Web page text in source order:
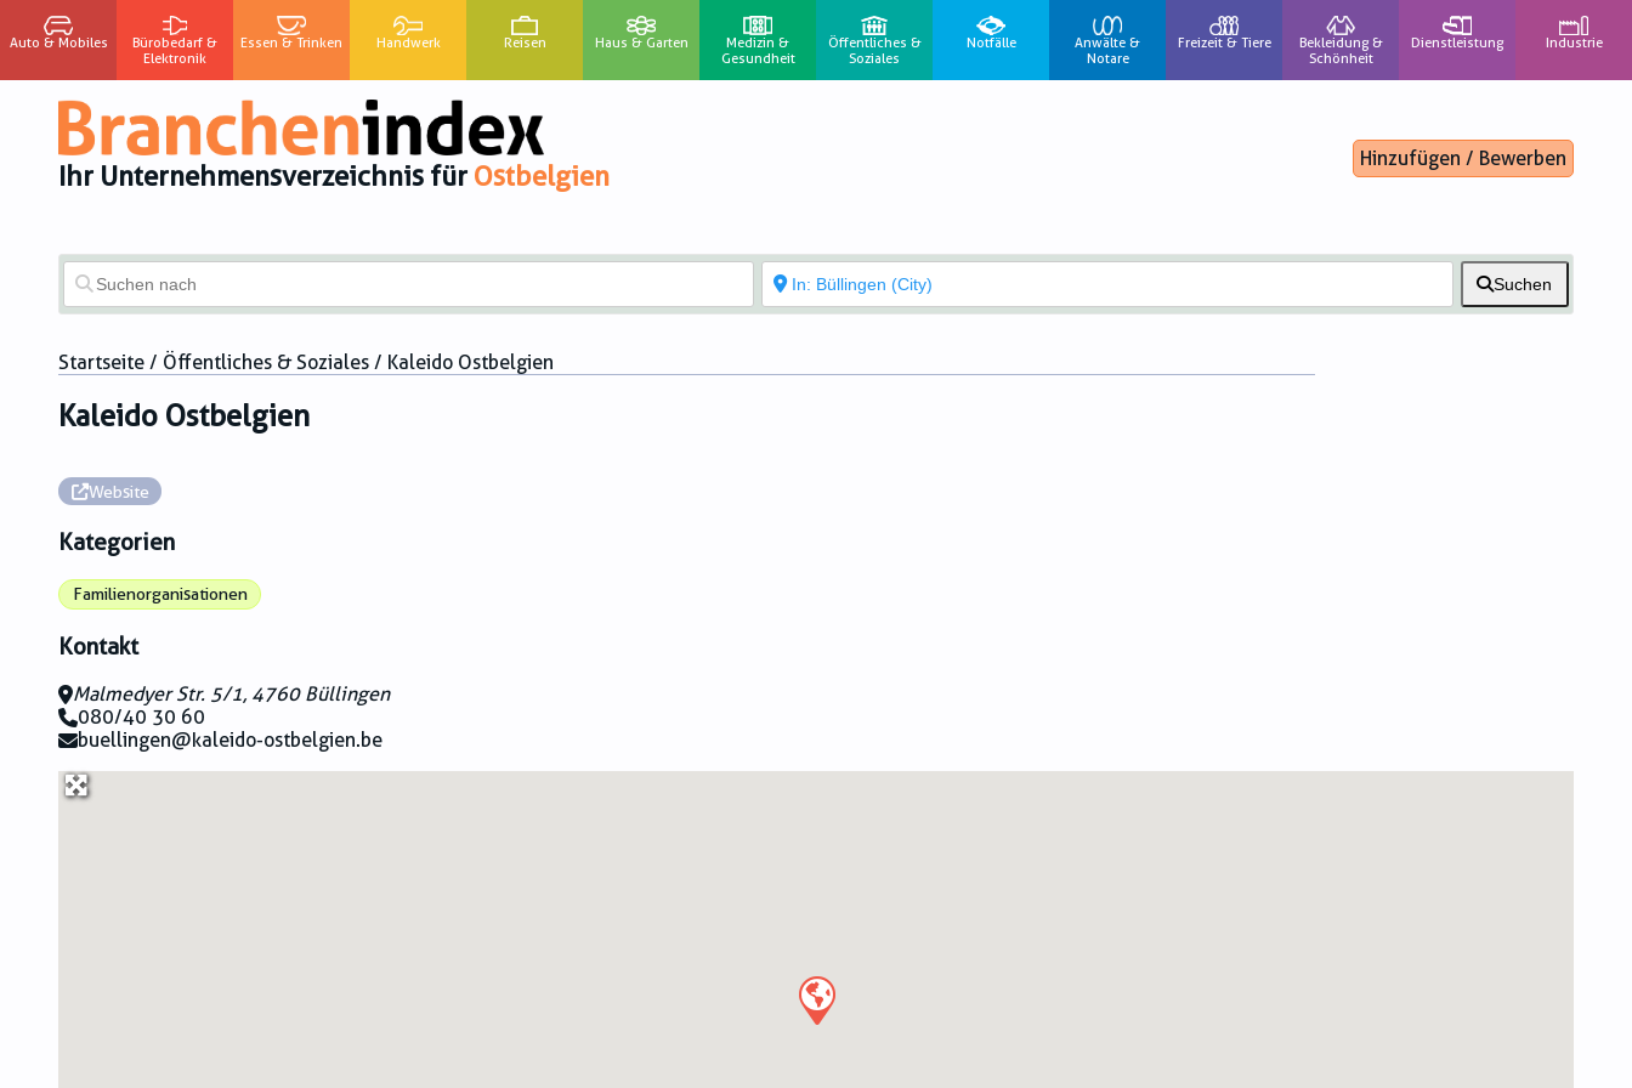
Auto & Mobiles
Bürobedarf &
Elektronik
Essen & Trinken Handwerk Reisen Haus & Garten
Medizin &
Gesundheit
Öffentliches &
Soziales
Notfälle
Anwälte &
Notare
Freizeit & Tiere
Bekleidung &
Schönheit
Dienstleistung Industrie
Ihr Unternehmensverzeichnis für Ostbelgien
Hinzufügen / Bewerben
Suchen
Startseite / Öffentliches & Soziales / Kaleido Ostbelgien
Kaleido Ostbelgien
Website
Kategorien
Familienorganisationen
Kontakt
Malmedyer Str. 5/1, 4760 Büllingen
080/40 30 60
buellingen@kaleido-ostbelgien.be